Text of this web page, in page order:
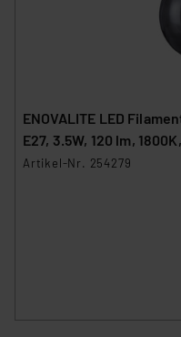
ENOVALITE LED
E27, 3.5W, 120 lm,
Artikel-Nr. 254279